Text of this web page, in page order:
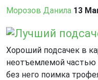
Морозов Данила 13
Лучший
Хороший подсачек в
неотъемлемой частью
без него поимка